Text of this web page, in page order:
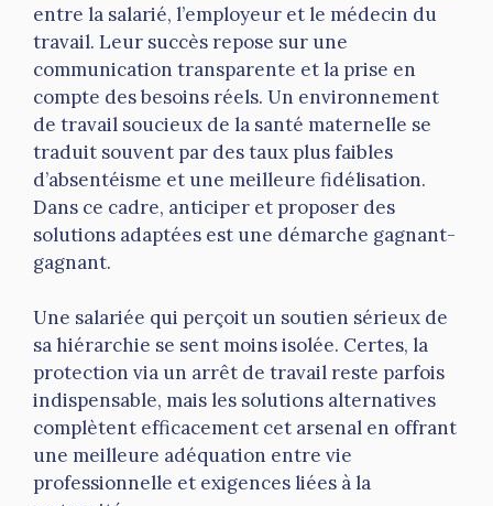
entre la salarié, l’employeur et le médecin du
travail. Leur succès repose sur une
communication transparente et la prise en
compte des besoins réels. Un environnement
de travail soucieux de la santé maternelle se
traduit souvent par des taux plus faibles
d’absentéisme et une meilleure fidélisation.
Dans ce cadre, anticiper et proposer des
solutions adaptées est une démarche gagnant-
gagnant.
Une salariée qui perçoit un soutien sérieux de
sa hiérarchie se sent moins isolée. Certes, la
protection via un arrêt de travail reste parfois
indispensable, mais les solutions alternatives
complètent efficacement cet arsenal en offrant
une meilleure adéquation entre vie
professionnelle et exigences liées à la